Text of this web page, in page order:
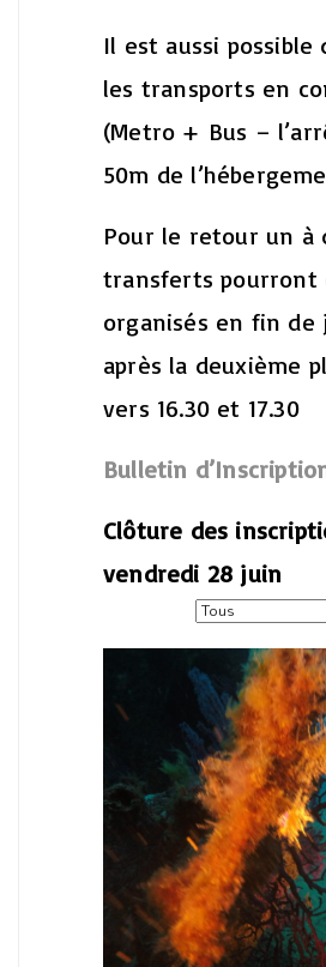
Il est aussi possible
les transports en
(Metro + Bus –
50m de
Pour le retour un à
transferts pourront
organisés en fin de
après la deuxième
vers 16.30 et 17.30
Bulletin
Clôture des
vendredi 28 juin